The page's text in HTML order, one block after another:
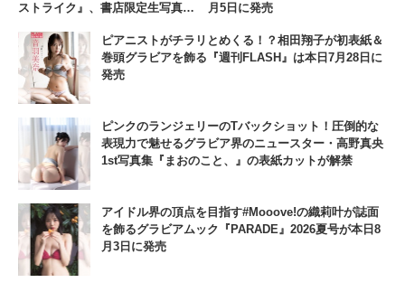
ストライク』、書店限定生写真付
月5日に発売
ピアニストがチラリとめくる！？相田翔子が初表紙＆
巻頭グラビアを飾る『週刊FLASH』は本日7月28日に
発売
ピンクのランジェリーのTバックショット！圧倒的な
表現力で魅せるグラビア界のニュースター・高野真央
1st写真集『まおのこと、』の表紙カットが解禁
アイドル界の頂点を目指す#Mooove!の織莉叶が誌面
を飾るグラビアムック『PARADE』2026夏号が本日8
月3日に発売